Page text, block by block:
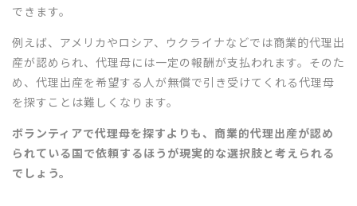
できます。
例えば、アメリカやロシア、ウクライナなどでは商業的代理出
産が認められ、代理母には一定の報酬が支払われます。そのた
め、代理出産を希望する人が無償で引き受けてくれる代理母
を探すことは難しくなります。
ボランティアで代理母を探すよりも、商業的代理出産が認め
られている国で依頼するほうが現実的な選択肢と考えられる
でしょう。